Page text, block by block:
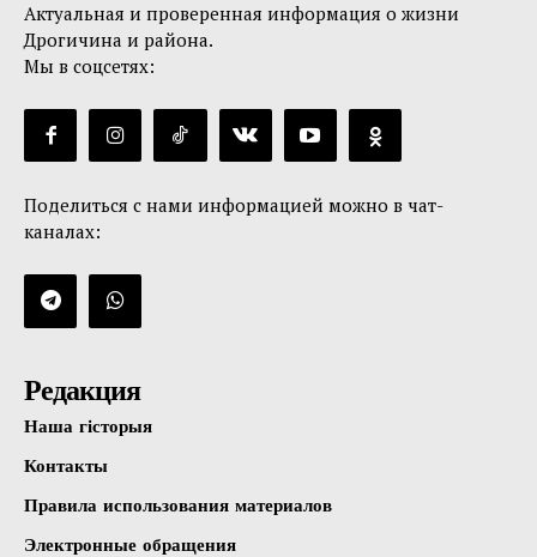
Актуальная и проверенная информация о жизни
Дрогичина и района.
Мы в соцсетях:
Поделиться с нами информацией можно в чат-
каналах:
Редакция
Наша гісторыя
Контакты
Правила использования материалов
Электронные обращения